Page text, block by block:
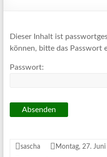
Dieser Inhalt ist
können, bitte das Passwort
Passwort:
sascha Montag, 27.